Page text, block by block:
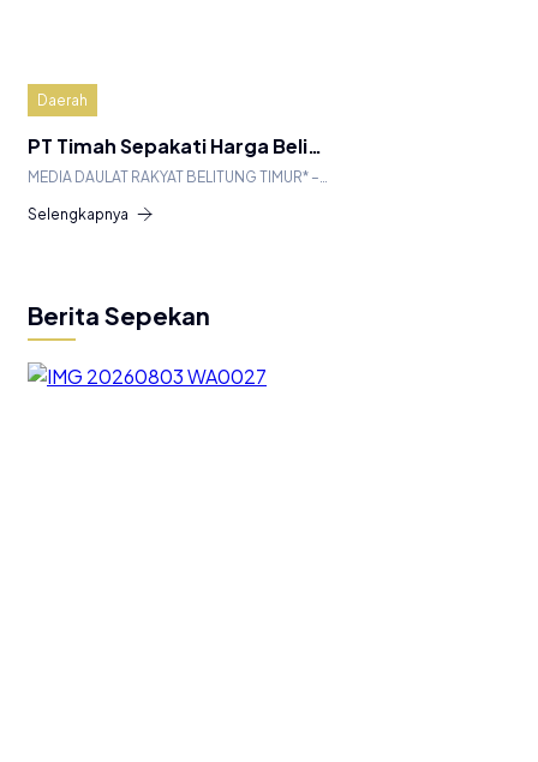
Daerah
PT Timah Sepakati Harga Beli…
MEDIA DAULAT RAKYAT BELITUNG TIMUR* –…
Selengkapnya
Berita Sepekan